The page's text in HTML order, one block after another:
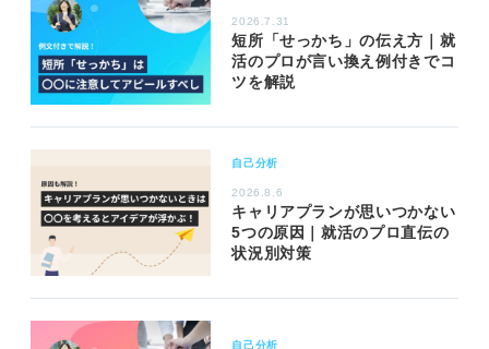
2026.7.31
短所「せっかち」の伝え方｜就
活のプロが言い換え例付きでコ
ツを解説
自己分析
2026.8.6
キャリアプランが思いつかない
5つの原因｜就活のプロ直伝の
状況別対策
自己分析